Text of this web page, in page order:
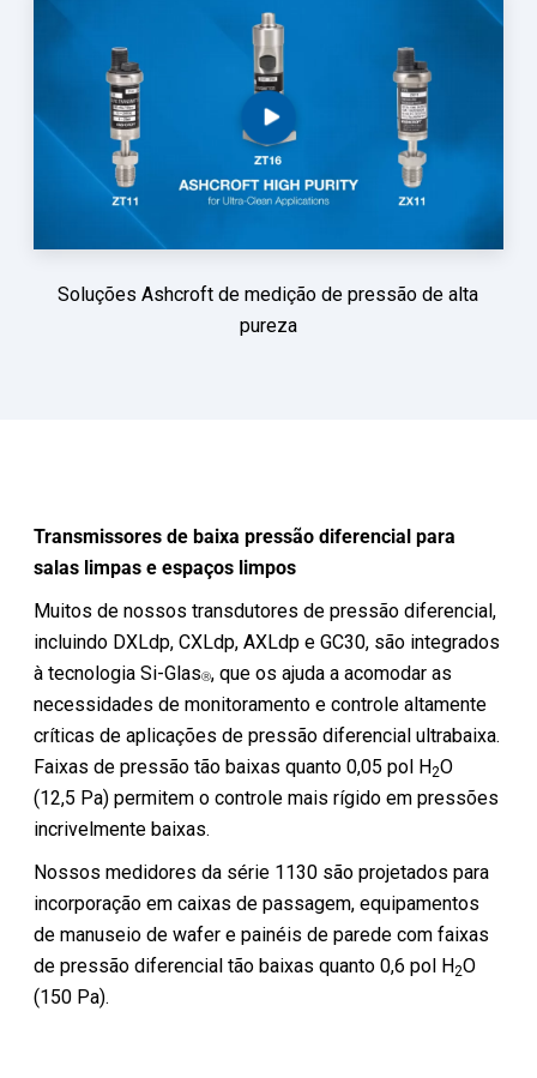
Soluções Ashcroft de medição de pressão de alta
pureza
Transmissores de baixa pressão diferencial para
salas limpas e espaços limpos
Muitos de nossos transdutores de pressão diferencial,
incluindo DXLdp, CXLdp, AXLdp e GC30, são integrados
à tecnologia Si-GlasⓇ, que os ajuda a acomodar as
necessidades de monitoramento e controle altamente
críticas de aplicações de pressão diferencial ultrabaixa.
Faixas de pressão tão baixas quanto 0,05 pol H2O
(12,5 Pa) permitem o controle mais rígido em pressões
incrivelmente baixas.
Nossos medidores da série 1130 são projetados para
incorporação em caixas de passagem, equipamentos
de manuseio de wafer e painéis de parede com faixas
de pressão diferencial tão baixas quanto 0,6 pol H2O
(150 Pa).